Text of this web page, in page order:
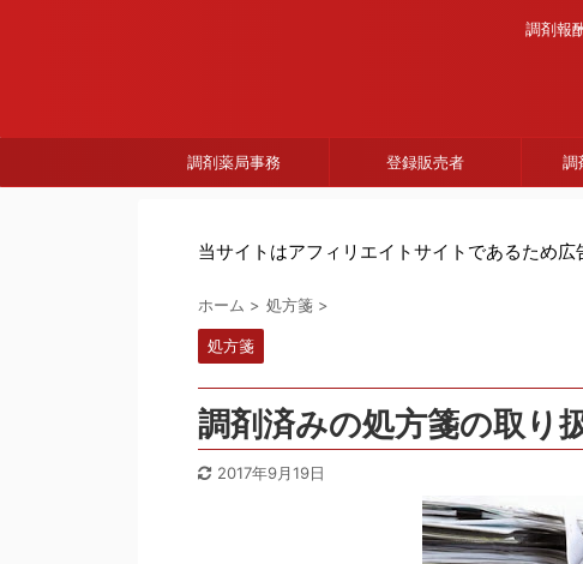
調剤報
調剤薬局事務 登録販売者 調
当サイトはアフィリエイトサイトであるため広
ホーム > 処方箋 >
処方箋
調剤済みの処方箋の取り
2017年9月19日